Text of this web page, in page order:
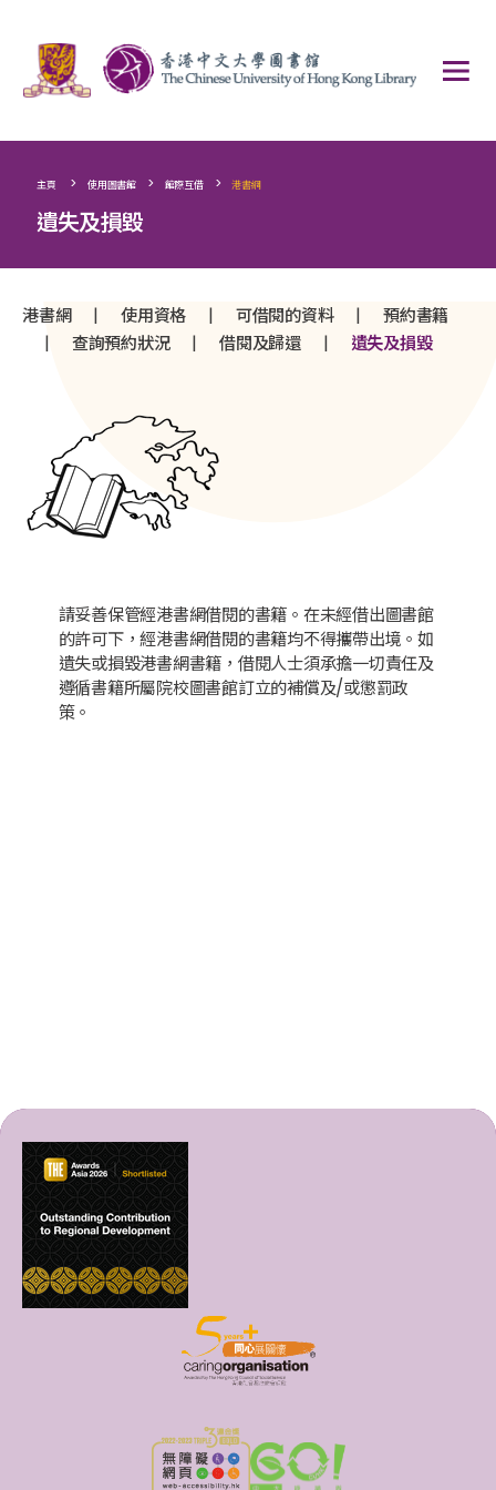
主頁 > 使用圖書館 > 館際互借 > 港書網
遺失及損毀
港書網 | 使用資格 | 可借閱的資料 | 預約書籍
| 查詢預約狀況 | 借閱及歸還 | 遺失及損毀
請妥善保管經港書網借閱的書籍。在未經借出圖書館
的許可下，經港書網借閱的書籍均不得攜帶出境。如
遺失或損毀港書網書籍，借閱人士須承擔一切責任及
遵循書籍所屬院校圖書館訂立的補償及/或懲罰政
策。